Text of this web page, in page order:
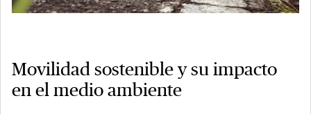
Movilidad sostenible y su impacto
en el medio ambiente